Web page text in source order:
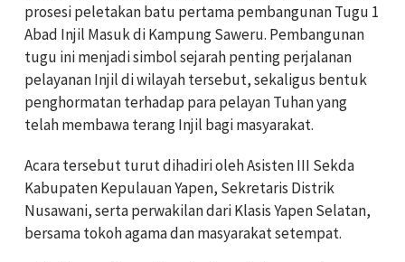
prosesi peletakan batu pertama pembangunan Tugu 1
Abad Injil Masuk di Kampung Saweru. Pembangunan
tugu ini menjadi simbol sejarah penting perjalanan
pelayanan Injil di wilayah tersebut, sekaligus bentuk
penghormatan terhadap para pelayan Tuhan yang
telah membawa terang Injil bagi masyarakat.
Acara tersebut turut dihadiri oleh Asisten III Sekda
Kabupaten Kepulauan Yapen, Sekretaris Distrik
Nusawani, serta perwakilan dari Klasis Yapen Selatan,
bersama tokoh agama dan masyarakat setempat.